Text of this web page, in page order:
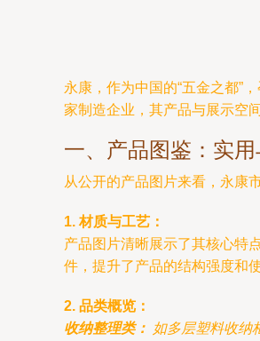
永康，作为中国的“五金之都”
家制造企业，其产品与展示空
一、产品图鉴：实
从公开的产品图片来看，永康
1. 材质与工艺：
产品图片清晰展示了其核心特
件，提升了产品的结构强度和
2. 品类概览：
收纳整理类： 如多层塑料收纳